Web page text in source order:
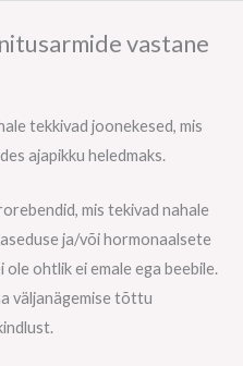
vastane
tekkivad joonekesed, mis
ajapikku heledmaks.
mis tekivad nahale
ja/või hormonaalsete
ohtlik ei emale ega beebile.
väljanägemise tõttu